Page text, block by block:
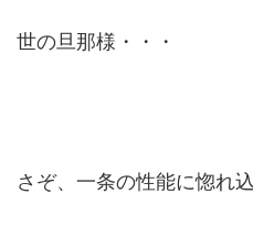
世の旦那様・・・
さぞ、一条の性能に惚れ